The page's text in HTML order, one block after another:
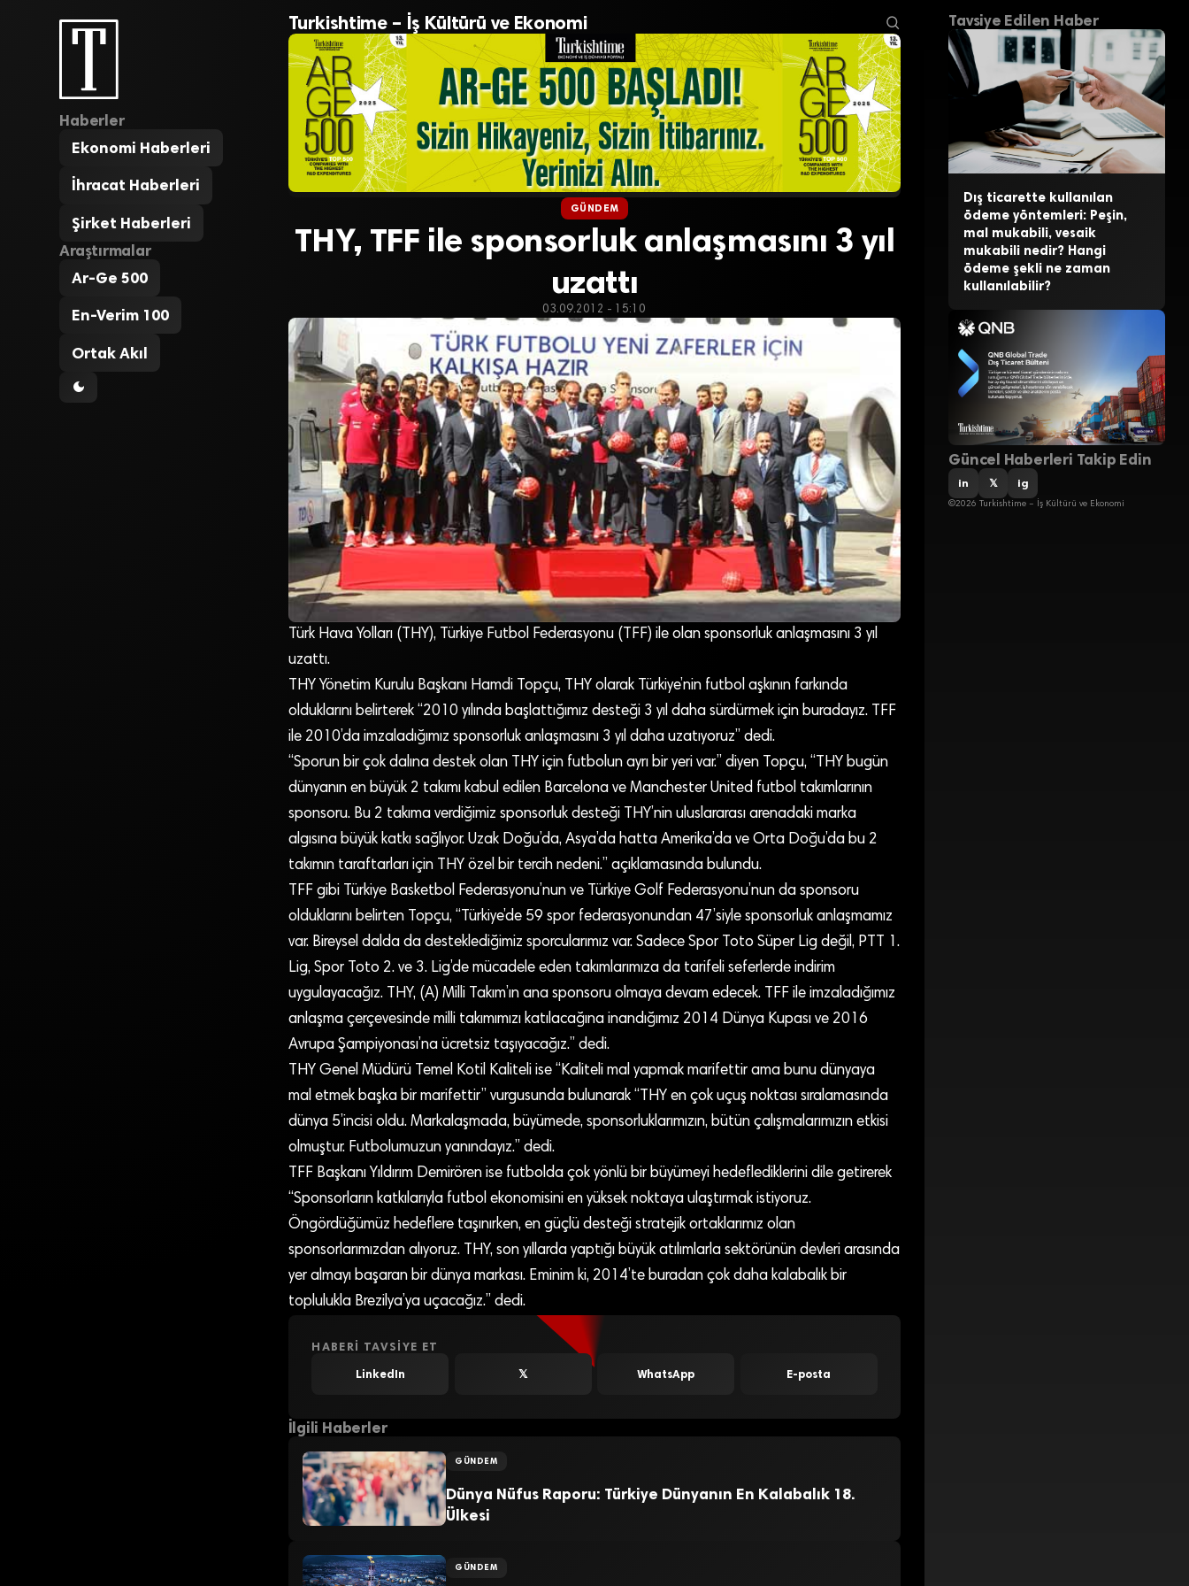
Haberler
Ekonomi Haberleri
İhracat Haberleri
Şirket Haberleri
Araştırmalar
Ar-Ge 500
En-Verim 100
Ortak Akıl
Turkishtime – İş Kültürü ve Ekonomi
GÜNDEM
THY, TFF ile sponsorluk anlaşmasını 3 yıl
uzattı
03.09.2012 - 15:10
Türk Hava Yolları (THY), Türkiye Futbol Federasyonu (TFF) ile olan sponsorluk anlaşmasını 3 yıl
uzattı.
THY Yönetim Kurulu Başkanı Hamdi Topçu, THY olarak Türkiye’nin futbol aşkının farkında
olduklarını belirterek “2010 yılında başlattığımız desteği 3 yıl daha sürdürmek için buradayız. TFF
ile 2010’da imzaladığımız sponsorluk anlaşmasını 3 yıl daha uzatıyoruz” dedi.
“Sporun bir çok dalına destek olan THY için futbolun ayrı bir yeri var.” diyen Topçu, “THY bugün
dünyanın en büyük 2 takımı kabul edilen Barcelona ve Manchester United futbol takımlarının
sponsoru. Bu 2 takıma verdiğimiz sponsorluk desteği THY’nin uluslararası arenadaki marka
algısına büyük katkı sağlıyor. Uzak Doğu’da, Asya’da hatta Amerika’da ve Orta Doğu’da bu 2
takımın taraftarları için THY özel bir tercih nedeni.” açıklamasında bulundu.
TFF gibi Türkiye Basketbol Federasyonu’nun ve Türkiye Golf Federasyonu’nun da sponsoru
olduklarını belirten Topçu, “Türkiye’de 59 spor federasyonundan 47’siyle sponsorluk anlaşmamız
var. Bireysel dalda da desteklediğimiz sporcularımız var. Sadece Spor Toto Süper Lig değil, PTT 1.
Lig, Spor Toto 2. ve 3. Lig’de mücadele eden takımlarımıza da tarifeli seferlerde indirim
uygulayacağız. THY, (A) Milli Takım’ın ana sponsoru olmaya devam edecek. TFF ile imzaladığımız
anlaşma çerçevesinde milli takımımızı katılacağına inandığımız 2014 Dünya Kupası ve 2016
Avrupa Şampiyonası’na ücretsiz taşıyacağız.” dedi.
THY Genel Müdürü Temel Kotil Kaliteli ise “Kaliteli mal yapmak marifettir ama bunu dünyaya
mal etmek başka bir marifettir” vurgusunda bulunarak “THY en çok uçuş noktası sıralamasında
dünya 5’incisi oldu. Markalaşmada, büyümede, sponsorluklarımızın, bütün çalışmalarımızın etkisi
olmuştur. Futbolumuzun yanındayız.” dedi.
TFF Başkanı Yıldırım Demirören ise futbolda çok yönlü bir büyümeyi hedeflediklerini dile getirerek
“Sponsorların katkılarıyla futbol ekonomisini en yüksek noktaya ulaştırmak istiyoruz.
Öngördüğümüz hedeflere taşınırken, en güçlü desteği stratejik ortaklarımız olan
sponsorlarımızdan alıyoruz. THY, son yıllarda yaptığı büyük atılımlarla sektörünün devleri arasında
yer almayı başaran bir dünya markası. Eminim ki, 2014’te buradan çok daha kalabalık bir
toplulukla Brezilya’ya uçacağız.” dedi.
HABERI TAVSIYE ET
LinkedIn 𝕏 WhatsApp E-posta
İlgili Haberler
GÜNDEM
Dünya Nüfus Raporu: Türkiye Dünyanın En Kalabalık 18.
Ülkesi
GÜNDEM
Tavsiye Edilen Haber
Dış ticarette kullanılan
ödeme yöntemleri: Peşin,
mal mukabili, vesaik
mukabili nedir? Hangi
ödeme şekli ne zaman
kullanılabilir?
Güncel Haberleri Takip Edin
in 𝕏 ig
©2026 Turkishtime – İş Kültürü ve Ekonomi